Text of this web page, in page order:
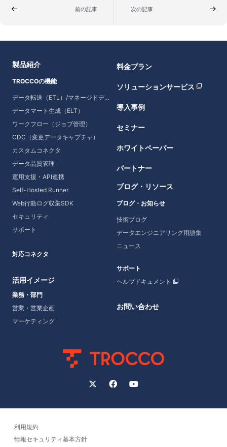
前の記事 次の記事
製品紹介
TROCCOの機能
データ転送（ETL）/マネージドデータ転送
データマート生成（ELT）
ワークフロー（ジョブ管理）
CDC（変更データキャプチャ）
カスタムコネクタ
データ品質管理
運用支援・API連携
Self-Hosted Runner
Web行動ログ収集SDK
セキュリティ
サポート
対応コネクタ
活用イメージ
業務・部門
営業・営業企画
マーケティング
料金プラン
ソリューションサービス
導入事例
セミナー
ホワイトペーパー
パートナー
ブログ・リソース
ブログ・お知らせ
技術ブログ
データエンジニアリング用語集
ニュース
サポート
ヘルプドキュメント
お問い合わせ
利用規約
情報セキュリティ基本方針